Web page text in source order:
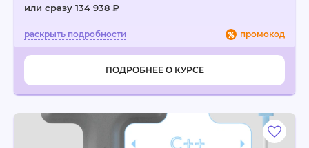
или сразу 134 938 ₽
промокод
ПОДРОБНЕЕ О КУРСЕ